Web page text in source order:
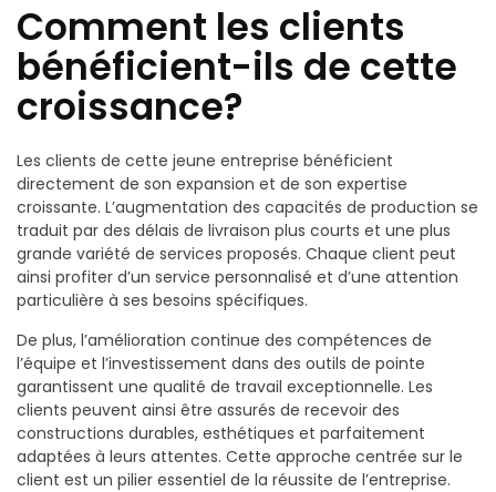
Comment les clients
bénéficient-ils de cette
croissance?
Les clients de cette jeune entreprise bénéficient
directement de son expansion et de son expertise
croissante. L’augmentation des capacités de production se
traduit par des délais de livraison plus courts et une plus
grande variété de services proposés. Chaque client peut
ainsi profiter d’un service personnalisé et d’une attention
particulière à ses besoins spécifiques.
De plus, l’amélioration continue des compétences de
l’équipe et l’investissement dans des outils de pointe
garantissent une qualité de travail exceptionnelle. Les
clients peuvent ainsi être assurés de recevoir des
constructions durables, esthétiques et parfaitement
adaptées à leurs attentes. Cette approche centrée sur le
client est un pilier essentiel de la réussite de l’entreprise.